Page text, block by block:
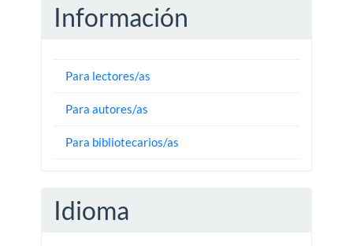
Información
Para lectores/as
Para autores/as
Para bibliotecarios/as
Idioma